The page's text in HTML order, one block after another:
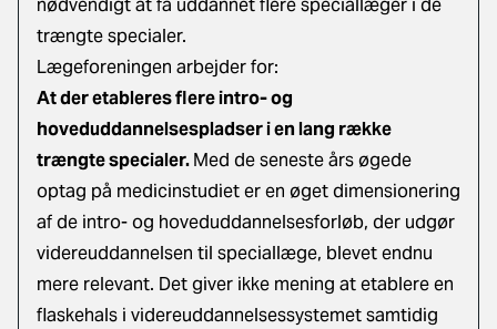
nødvendigt at få uddannet flere speciallæger i de
trængte specialer.
Lægeforeningen arbejder for:
At der etableres flere intro- og
hoveduddannelsespladser i en lang række
trængte specialer.Med de seneste års øgede
optag på medicinstudiet er en øget dimensionering
af de intro- og hoveduddannelsesforløb, der udgør
videreuddannelsen til speciallæge, blevet endnu
mere relevant. Det giver ikke mening at etablere en
flaskehals i videreuddannelsessystemet samtidig